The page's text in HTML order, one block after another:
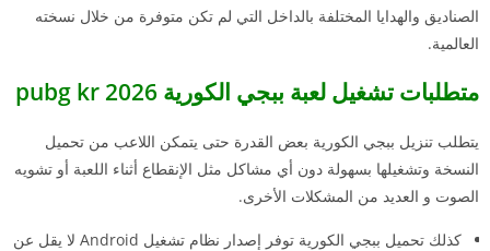
الصناديق والهدايا المختلفة بالداخل التي لم تكن متوفرة من خلال نسخته
العالمية.
متطلبات تشغيل لعبة ببجي الكورية 2026 pubg kr
يتطلب تنزيل ببجي الكورية بعض القدرة حتى يتمكن اللاعب من تحميل
النسخة وتشغيلها بسهولة دون أي مشاكل مثل الإنقطاع أثناء اللعبة أو تشويه
الصوت و العديد من المشكلات الأخرى.
كذلك تحميل ببجي الكورية توفر إصدار نظام تشغيل Android لا يقل عن